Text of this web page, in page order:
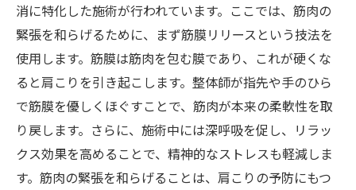
消に特化した施術が行われています。ここでは、筋肉の
緊張を和らげるために、まず筋膜リリースという技法を
使用します。筋膜は筋肉を包む膜であり、これが硬くな
ると肩こりを引き起こします。整体師が指先や手のひら
で筋膜を優しくほぐすことで、筋肉が本来の柔軟性を取
り戻します。さらに、施術中には深呼吸を促し、リラッ
クス効果を高めることで、精神的なストレスも軽減しま
す。筋肉の緊張を和らげることは、肩こりの予防にもつ